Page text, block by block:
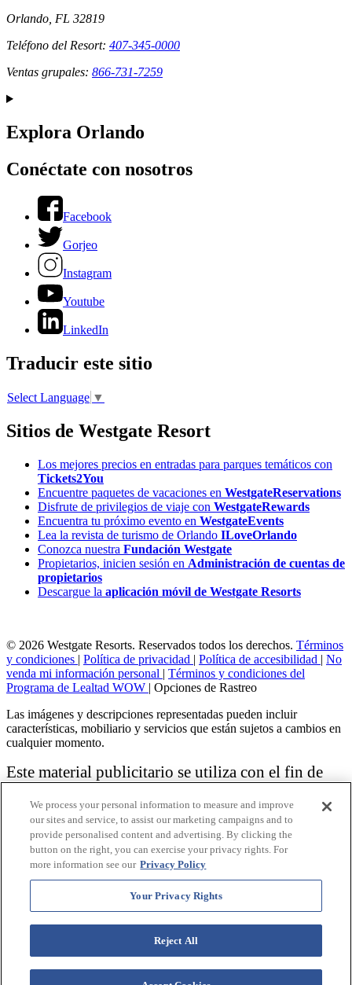
Orlando, FL 32819
Teléfono del Resort: 407-345-0000
Ventas grupales: 866-731-7259
Explora Orlando
Conéctate con nosotros
Facebook
Gorjeo
Instagram
Youtube
LinkedIn
Traducir este sitio
Select Language ▼
Sitios de Westgate Resort
Los mejores precios en entradas para parques temáticos con
Tickets2You
Encuentre paquetes de vacaciones en WestgateReservations
Disfrute de privilegios de viaje con WestgateRewards
Encuentra tu próximo evento en WestgateEvents
Lea la revista de turismo de Orlando ILoveOrlando
Conozca nuestra Fundación Westgate
Propietarios, inicien sesión en Administración de cuentas de
propietarios
Descargue la aplicación móvil de Westgate Resorts
© 2026 Westgate Resorts. Reservados todos los derechos. Términos
y condiciones | Política de privacidad | Política de accesibilidad | No
venda mi información personal | Términos y condiciones del
Programa de Lealtad WOW | Opciones de Rastreo
Las imágenes y descripciones representadas pueden incluir
características, mobiliario y servicios que están sujetos a cambios en
cualquier momento.
Este material publicitario se utiliza con el fin de
vacacional.
Aviso: las funciones de accesibilidad enumeradas aquí no pretenden
ser una lista exhaustiva o completa de todas las funciones accesibles
de la instalación,
habitaciones y / o comodidades para este Resort específico. Para
obtener información sobre nuestra política de accesibilidad, revise
nuestraPolítica de accesibilidad.
We process your personal information to measure and improve
our sites and service, to assist our marketing campaigns and to
provide personalised content and advertising. By clicking the
button on the right, you can exercise your privacy rights. For
more information see our Privacy Policy
Your Privacy Rights
Reject All